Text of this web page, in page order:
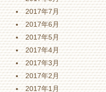
2017年7月
2017年6月
2017年5月
2017年4月
2017年3月
2017年2月
2017年1月